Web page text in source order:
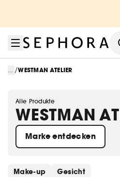
... /WESTMAN ATELIER
Alle Produkte
WESTMAN
Marke entdecken
Schnelllinks überspringen
Make-up Gesicht